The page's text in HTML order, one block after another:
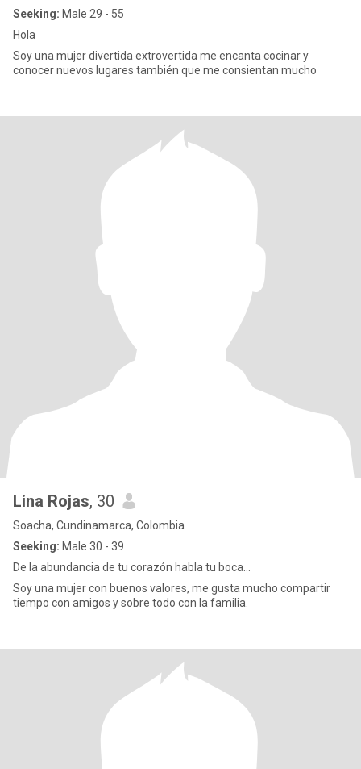
Seeking: Male 29 - 55
Hola
Soy una mujer divertida extrovertida me encanta cocinar y
conocer nuevos lugares también que me consientan mucho
Lina Rojas, 30
Soacha, Cundinamarca, Colombia
Seeking: Male 30 - 39
De la abundancia de tu corazón habla tu boca...
Soy una mujer con buenos valores, me gusta mucho compartir
tiempo con amigos y sobre todo con la familia.